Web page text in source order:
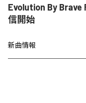
Evolution By Brave
信開始
新曲情報